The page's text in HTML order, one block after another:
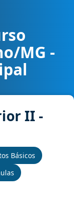
Prefeitura
MG -
II -
Básicos